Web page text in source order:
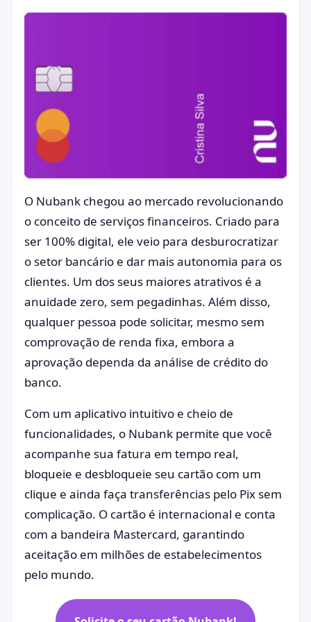
O Nubank chegou ao mercado revolucionando
o conceito de serviços financeiros. Criado para
ser 100% digital, ele veio para desburocratizar
o setor bancário e dar mais autonomia para os
clientes. Um dos seus maiores atrativos é a
anuidade zero, sem pegadinhas. Além disso,
qualquer pessoa pode solicitar, mesmo sem
comprovação de renda fixa, embora a
aprovação dependa da análise de crédito do
banco.
Com um aplicativo intuitivo e cheio de
funcionalidades, o Nubank permite que você
acompanhe sua fatura em tempo real,
bloqueie e desbloqueie seu cartão com um
clique e ainda faça transferências pelo Pix sem
complicação. O cartão é internacional e conta
com a bandeira Mastercard, garantindo
aceitação em milhões de estabelecimentos
pelo mundo.